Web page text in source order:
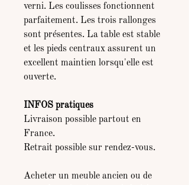
verni. Les coulisses fonctionnent
parfaitement. Les trois rallonges
sont présentes. La table est stable
et les pieds centraux assurent un
excellent maintien lorsqu'elle est
ouverte.
INFOS pratiques
Livraison possible partout en
France.
Retrait possible sur rendez-vous.
Acheter un meuble ancien ou de